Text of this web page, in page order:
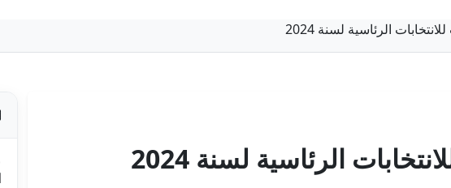
الرئاسية لسنة 2024
الرئاسية لسنة 2024